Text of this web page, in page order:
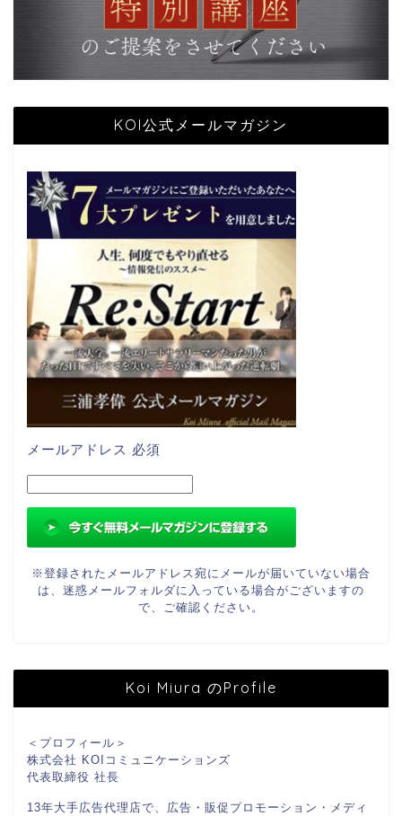
KOI公式メールマガジン
メールアドレス 必須
※登録されたメールアドレス宛にメールが届いていない場合
は、迷惑メールフォルダに入っている場合がございますの
で、ご確認ください。
Koi Miura のProfile
＜プロフィール＞
株式会社 KOIコミュニケーションズ
代表取締役 社長
13年大手広告代理店で、広告・販促プロモーション・メディ